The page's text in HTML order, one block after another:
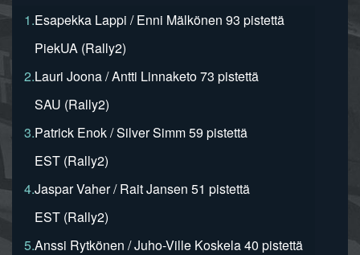
1.Esapekka Lappi / Enni Mälkönen 93 pistettä
PiekUA (Rally2)
2.Lauri Joona / Antti Linnaketo 73 pistettä
SAU (Rally2)
3.Patrick Enok / Silver Simm 59 pistettä
EST (Rally2)
4.Jaspar Vaher / Rait Jansen 51 pistettä
EST (Rally2)
5.Anssi Rytkönen / Juho-Ville Koskela 40 pistettä